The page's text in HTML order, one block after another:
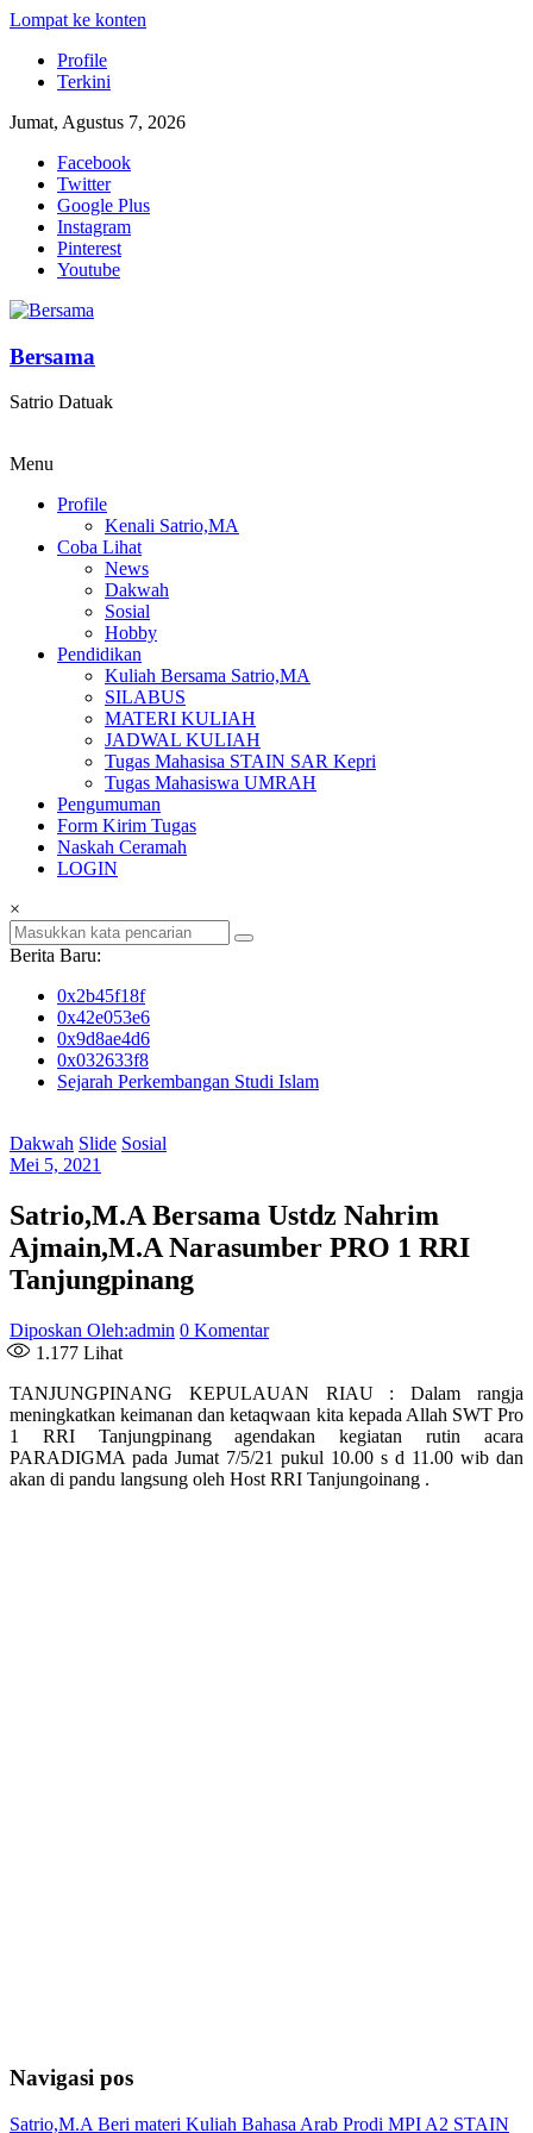
Lompat ke konten
Profile
Terkini
Jumat, Agustus 7, 2026
Facebook
Twitter
Google Plus
Instagram
Pinterest
Youtube
Bersama
Satrio Datuak
Menu
Profile
Kenali Satrio,MA
Coba Lihat
News
Dakwah
Sosial
Hobby
Pendidikan
Kuliah Bersama Satrio,MA
SILABUS
MATERI KULIAH
JADWAL KULIAH
Tugas Mahasisa STAIN SAR Kepri
Tugas Mahasiswa UMRAH
Pengumuman
Form Kirim Tugas
Naskah Ceramah
LOGIN
×
Berita Baru:
0x2b45f18f
0x42e053e6
0x9d8ae4d6
0x032633f8
Sejarah Perkembangan Studi Islam
Dakwah Slide Sosial
Mei 5, 2021
Satrio,M.A Bersama Ustdz Nahrim
Ajmain,M.A Narasumber PRO 1 RRI
Tanjungpinang
Diposkan Oleh:admin 0 Komentar
1.177 Lihat
TANJUNGPINANG KEPULAUAN RIAU : Dalam rangja
meningkatkan keimanan dan ketaqwaan kita kepada Allah SWT Pro
1 RRI Tanjungpinang agendakan kegiatan rutin acara
PARADIGMA pada Jumat 7/5/21 pukul 10.00 s d 11.00 wib dan
akan di pandu langsung oleh Host RRI Tanjungoinang .
Navigasi pos
Satrio,M.A Beri materi Kuliah Bahasa Arab Prodi MPI A2 STAIN